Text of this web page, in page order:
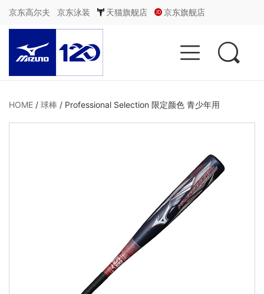
京东高尔夫 京东泳装 天猫旗舰店 京东旗舰店
 
HOME / 球棒 / Professional Selection 限定颜色 青少年用